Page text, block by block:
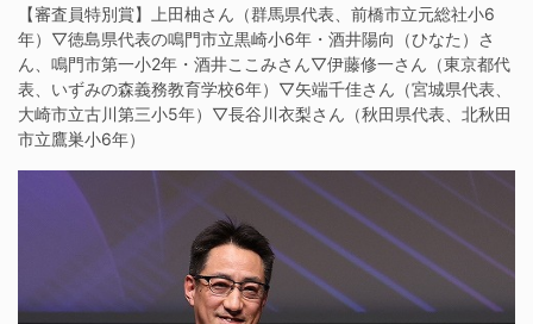
【審査員特別賞】上田柚さん（群馬県代表、前橋市立元総社小6
年）▽徳島県代表の鳴門市立黒崎小6年・酒井陽向（ひなた）さ
ん、鳴門市第一小2年・酒井ここみさん▽伊藤修一さん（東京都代
表、いずみの森義務教育学校6年）▽矢端千佳さん（宮城県代表、
大崎市立古川第三小5年）▽長谷川衣梨さん（秋田県代表、北秋田
市立鷹巣小6年）